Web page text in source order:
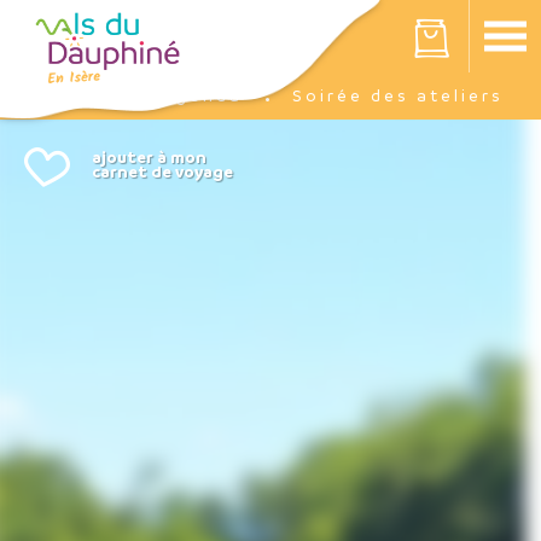
Votre panier est vide
Agenda Soirée des ateliers
Panneau de gestion des cookies